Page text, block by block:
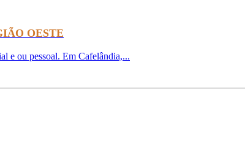
OESTE
e ou pessoal. Em Cafelândia,...